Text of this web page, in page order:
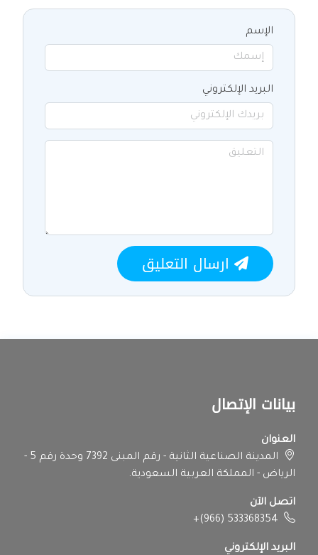
الإسم
البريد الإلكتروني
ارسال التعليق
بيانات الإتصال
العنوان
المدينة الصناعية الثانية - رقم المبنى 7392 وحدة رقم 5 -
الرياض - المملكة العربية السعودية.
اتصل الآن
+(966) 533368354
البريد الإلكتروني